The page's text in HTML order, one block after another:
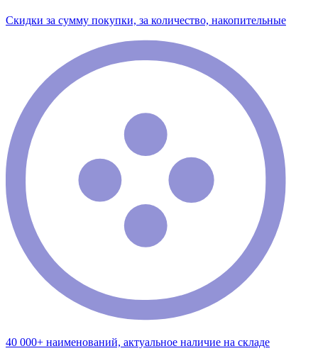
Скидки за сумму покупки, за количество, накопительные
40 000+ наименований, актуальное наличие на складе